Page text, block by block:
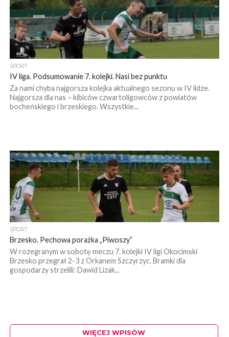
SPORT
IV liga. Podsumowanie 7. kolejki. Nasi bez punktu
Za nami chyba najgorsza kolejka aktualnego sezonu w IV lidze.
Najgorsza dla nas – kibiców czwartoligowców z powiatów
bocheńskiego i brzeskiego. Wszystkie...
SPORT
Brzesko. Pechowa porażka „Piwoszy”
W rozegranym w sobotę meczu 7. kolejki IV ligi Okocimski
Brzesko przegrał 2-3 z Orkanem Szczyrzyc. Bramki dla
gospodarzy strzelili: Dawid Lizak...
WIĘCEJ WPISÓW